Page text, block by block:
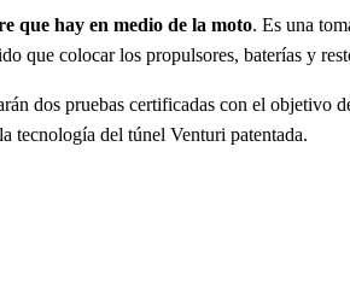
que hay en medio de la moto. Es una
que colocar los propulsores, baterías y
dos pruebas certificadas con el objetivo
tecnología del túnel Venturi patentada.